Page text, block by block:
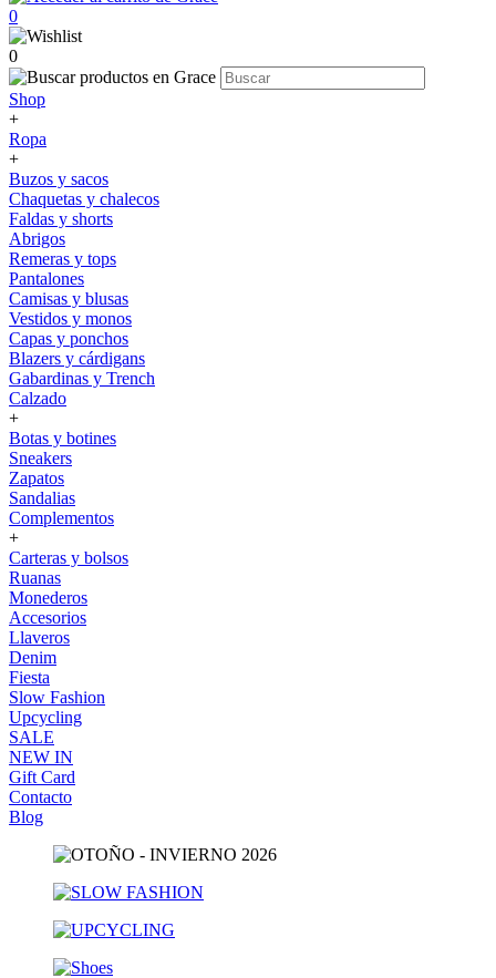
0
0
Shop
+
Ropa
+
Buzos y sacos
Chaquetas y chalecos
Faldas y shorts
Abrigos
Remeras y tops
Pantalones
Camisas y blusas
Vestidos y monos
Capas y ponchos
Blazers y cárdigans
Gabardinas y Trench
Calzado
+
Botas y botines
Sneakers
Zapatos
Sandalias
Complementos
+
Carteras y bolsos
Ruanas
Monederos
Accesorios
Llaveros
Denim
Fiesta
Slow Fashion
Upcycling
SALE
NEW IN
Gift Card
Contacto
Blog